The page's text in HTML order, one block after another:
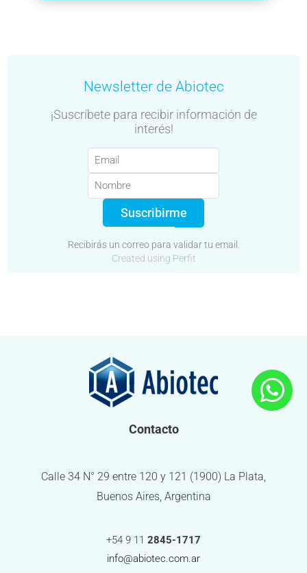
Newsletter de Abiotec
¡Suscríbete para recibir información de
interés!
Suscribirme
Recibirás un correo para validar tu email.
Created using Perfit
Contacto
Calle 34 N° 29 entre 120 y 121 (1900) La Plata,
Buenos Aires, Argentina
+54 9 11 2845-1717
info@abiotec.com.ar